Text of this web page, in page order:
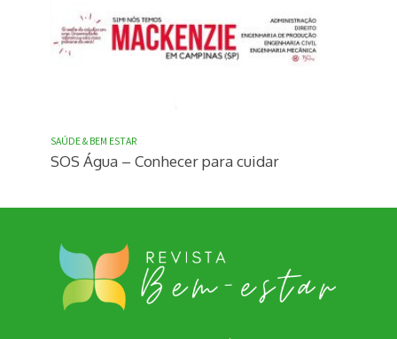
SAÚDE & BEM ESTAR
SOS Água – Conhecer para cuidar